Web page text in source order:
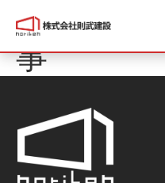
地上5階
事